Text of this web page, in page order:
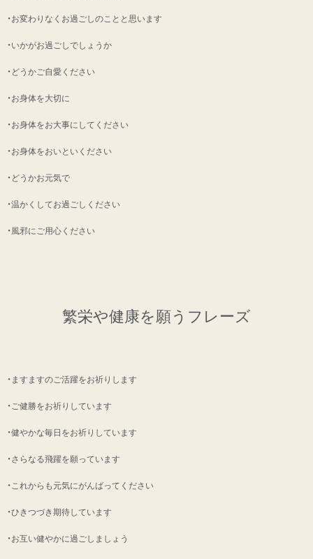
・お変わりなくお過ごしのことと思います
・いかがお過ごしでしょうか
・どうかご自愛ください
・お身体を大切に
・お身体をお大事にしてください
・お身体をおいといください
・どうかお元気で
・温かくしてお過ごしください
・風邪にご用心ください
繁栄や健康を願うフレーズ
・ますますのご活躍をお祈りします
・ご健勝をお祈りしています
・健やかな毎日をお祈りしています
・さらなる飛躍を願っています
・これからも元気にがんばってください
・ひきつづき期待しています
・お互い健やかに過ごしましょう